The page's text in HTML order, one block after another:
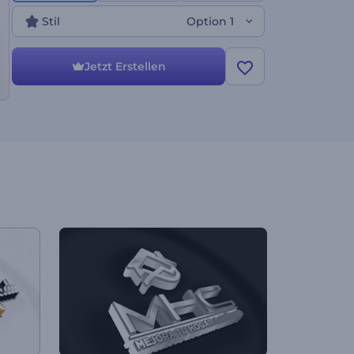
beim Betrachter zu hinterlassen. Die Vorlage eignet
sich perfekt für Intros von Unternehmen,
Eröffnungen von Geschäftskonferenzen, Werbung
für Dienstleistungen und viele weitere Projekte.
Erstellen Sie jetzt und sehen Sie zu, wie Ihr Logo
Stil Option 1
Jetzt Erstellen